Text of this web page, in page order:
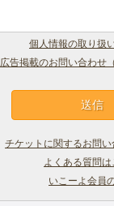
個人情報の取り扱
広告掲載のお問い合わせ
チケットに関するお問い
よくある質問は
いこーよ会員